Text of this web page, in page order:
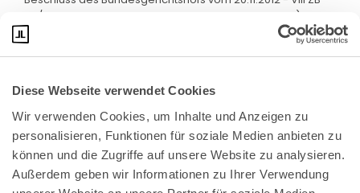
Diese Webseite verwendet Cookies
Wir verwenden Cookies, um Inhalte und Anzeigen zu
personalisieren, Funktionen für soziale Medien anbieten zu
können und die Zugriffe auf unsere Website zu analysieren.
Außerdem geben wir Informationen zu Ihrer Verwendung
49/12, Neue Juristische Wochenschrift 2013, 385, Rz 5).